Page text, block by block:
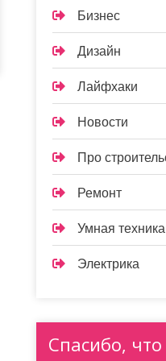
Бизнес
Дизайн
Лайфхаки
Новости
Про
Ремонт
Умная техника
Электрика
Спасибо,